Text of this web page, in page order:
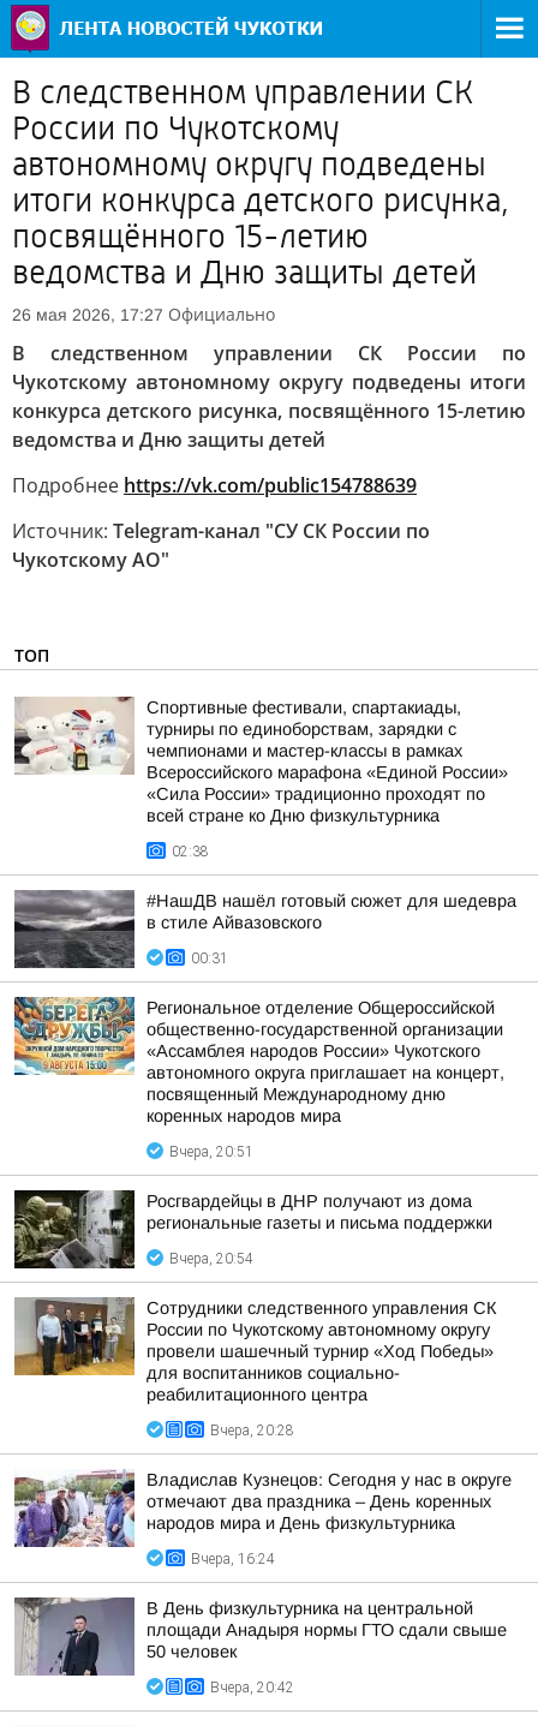
В следственном управлении СК
России по Чукотскому
автономному округу подведены
итоги конкурса детского рисунка,
посвящённого 15-летию
ведомства и Дню защиты детей
26 мая 2026, 17:27 Официально
В следственном управлении СК России по
Чукотскому автономному округу подведены итоги
конкурса детского рисунка, посвящённого 15-летию
ведомства и Дню защиты детей
Подробнее https://vk.com/public154788639
Источник: Telegram-канал "СУ СК России по
Чукотскому АО"
ТОП
Спортивные фестивали, спартакиады,
турниры по единоборствам, зарядки с
чемпионами и мастер-классы в рамках
Всероссийского марафона «Единой России»
«Сила России» традиционно проходят по
всей стране ко Дню физкультурника
02:38
#НашДВ нашёл готовый сюжет для шедевра
в стиле Айвазовского
00:31
Региональное отделение Общероссийской
общественно-государственной организации
«Ассамблея народов России» Чукотского
автономного округа приглашает на концерт,
посвященный Международному дню
коренных народов мира
Вчера, 20:51
Росгвардейцы в ДНР получают из дома
региональные газеты и письма поддержки
Вчера, 20:54
Сотрудники следственного управления СК
России по Чукотскому автономному округу
провели шашечный турнир «Ход Победы»
для воспитанников социально-
реабилитационного центра
Вчера, 20:28
Владислав Кузнецов: Сегодня у нас в округе
отмечают два праздника – День коренных
народов мира и День физкультурника
Вчера, 16:24
В День физкультурника на центральной
площади Анадыря нормы ГТО сдали свыше
50 человек
Вчера, 20:42